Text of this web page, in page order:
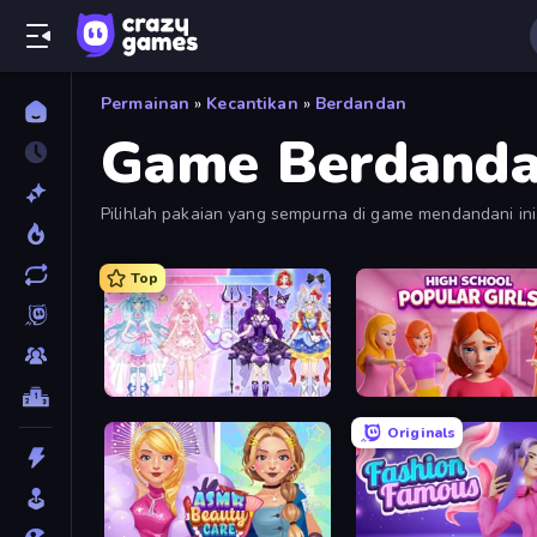
Permainan » Kecantikan » Berdandan
Game
Pilihlah pakaian yang sempurna di game mendandani
Top
Idol Livestream: Fashion Game High School Popular
Originals